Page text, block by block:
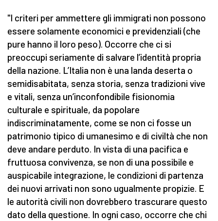
"I criteri per ammettere gli immigrati non possono
essere solamente economici e previdenziali (che
pure hanno il loro peso). Occorre che ci si
preoccupi seriamente di salvare l’identità propria
della nazione. L’Italia non è una landa deserta o
semidisabitata, senza storia, senza tradizioni vive
e vitali, senza un’inconfondibile fisionomia
culturale e spirituale, da popolare
indiscriminatamente, come se non ci fosse un
patrimonio tipico di umanesimo e di civiltà che non
deve andare perduto. In vista di una pacifica e
fruttuosa convivenza, se non di una possibile e
auspicabile integrazione, le condizioni di partenza
dei nuovi arrivati non sono ugualmente propizie. E
le autorità civili non dovrebbero trascurare questo
dato della questione. In ogni caso, occorre che chi